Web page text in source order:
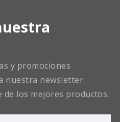
y promociones
nuestra newsletter.
de los mejores productos.